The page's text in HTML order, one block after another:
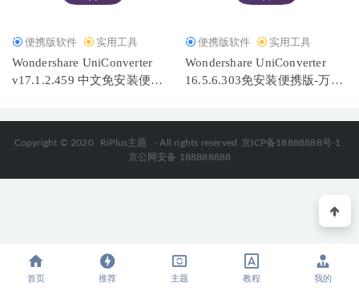
便携版软件 实用工具
Wondershare UniConverter
v17.1.2.459 中文免安装便携
便携版软件 实用工具
Wondershare UniConverter
16.5.6.303免安装便携版-万兴
Copyright © 2020 RiPlus主题 - All rights reserved
京ICP备18888888号-1
京公网安备 188888888
首页 推荐 主题 教程 我的